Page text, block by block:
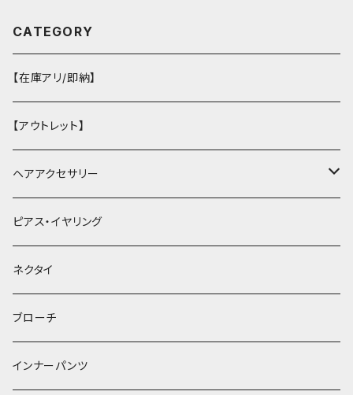
CATEGORY
【在庫アリ/即納】
【アウトレット】
ヘアアクセサリー
ヘアクリップ
ヘッドドレス・カチューシャ
ヘアゴム
簪
ピアス・イヤリング
ネクタイ
ブローチ
インナーパンツ